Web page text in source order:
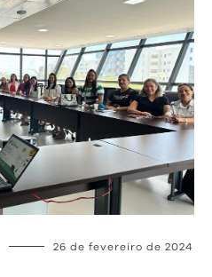
26 de fevereiro de 2024